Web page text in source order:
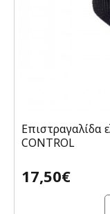
Επιστραγαλίδα
CONTROL
17,50€